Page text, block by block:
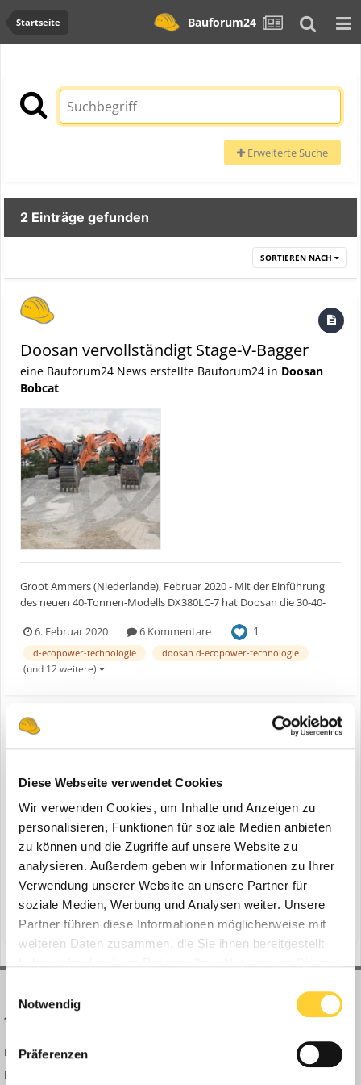
Diese Webseite verwendet Cookies
Wir verwenden Cookies, um Inhalte und Anzeigen zu
personalisieren, Funktionen für soziale Medien anbieten
zu können und die Zugriffe auf unsere Website zu
analysieren. Außerdem geben wir Informationen zu Ihrer
Verwendung unserer Website an unsere Partner für
soziale Medien, Werbung und Analysen weiter. Unsere
Partner führen diese Informationen möglicherweise mit
weiteren Daten zusammen, die Sie ihnen bereitgestellt
Notwendig
Präferenzen
Startseite Bauforum24
Erweiterte Suche
2 Einträge gefunden
SORTIEREN NACH
Doosan vervollständigt Stage-V-Bagger
eine Bauforum24 News erstellte Bauforum24 in Doosan
Bobcat
Groot Ammers (Niederlande), Februar 2020 - Mit der Einführung
des neuen 40-Tonnen-Modells DX380LC-7 hat Doosan die 30-40-
vervollständigt. Zusammen mit den neuen Modellen DX300LC-7
(30 Tonnen) und DX350LC-7 (36 Tonnen) der Stufe V bietet der
DX380LC-...
6. Februar 2020 6 Kommentare 1
d-ecopower-technologie doosan d-ecopower-technologie
(und 12 weitere)
ein Thema erstellte Bauforum24 inNews aus der
Baumaschinen Industrie
Groot Ammers (Niederlande), Februar 2020 - Mit der Einführung
des neuen 40-Tonnen-Modells DX380LC-7 hat Doosan die 30-40-
Tonnen-Familie der Stage-V-Bagger des Unternehmens
vervollständigt. Zusammen mit den neuen Modellen DX300LC-7
(30 Tonnen) und DX350LC-7 (36 Tonnen) der Stufe V bietet der
DX380LC-...
6. Februar 2020 6 Antworten
d-ecopower-technologie doosan d-ecopower-technologie
Bauforum24 News
Bauforum24 TV